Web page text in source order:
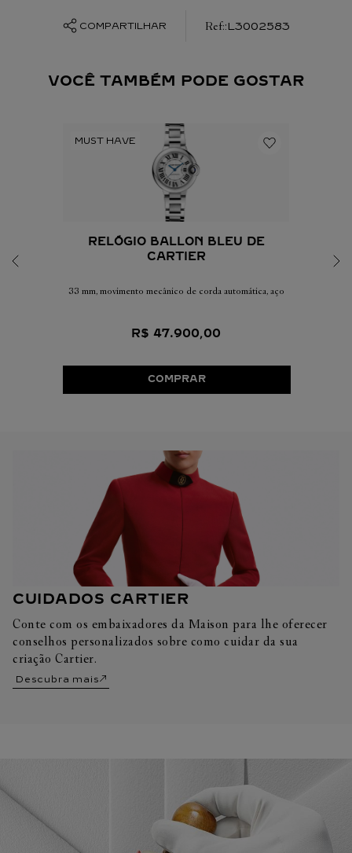
COMPARTILHAR :L3002583
VOCÊ TAMBÉM PODE GOSTAR
RELÓGIO BALLON BLEU DE
CARTIER
33 mm, movimento mecânico de corda automática, aço
R$ 47.900,00
COMPRAR
CUIDADOS CARTIER
Conte com os embaixadores da Maison para lhe oferecer
conselhos personalizados sobre como cuidar da sua
criação Cartier.
Descubra mais